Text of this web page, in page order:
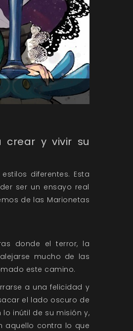
crear y vivir su
diferentes. Esta
ser un ensayo real
de las Marionetas
donde el terror, la
mucho de las
este camino.
a una felicidad y
el lado oscuro de
inútil de su misión y,
aquello contra lo que